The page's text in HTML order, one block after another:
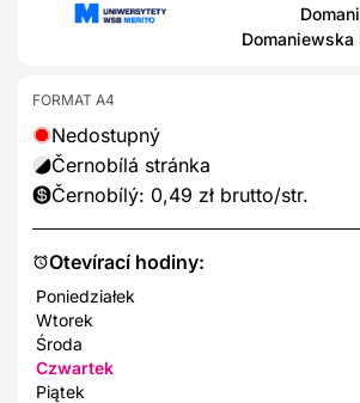
Domaniewska
Otevírací hodiny:
Poniedziałek
Wtorek
Środa
Czwartek
Piątek
FORMAT A4
Nedostupný
Černobílá stránka
Černobílý: 0,49 zł brutto/str.